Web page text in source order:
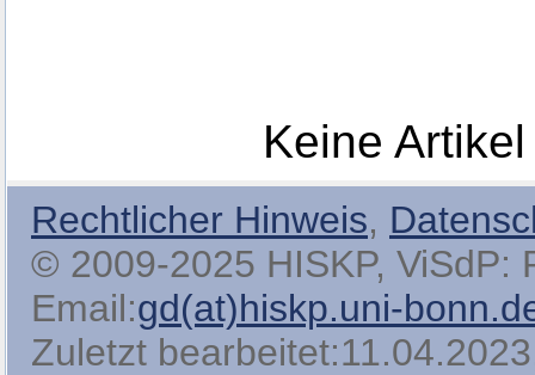
Keine
Rechtlicher Hinweis,
© 2009-2025 HISKP, ViSdP:
Email:gd(at)hiskp.uni-
Zuletzt